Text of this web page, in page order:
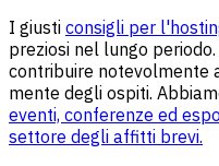
I giusti consigli per
preziosi nel lungo
contribuire notevolmente
mente degli ospiti.
eventi, conferenze ed
settore degli affitti brevi.